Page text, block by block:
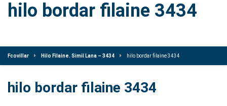
hilo bordar filaine 3434
Fcovillar Hilo Filaine. Simil Lana – 3434 hilo bordar filaine 3434
hilo bordar filaine 3434